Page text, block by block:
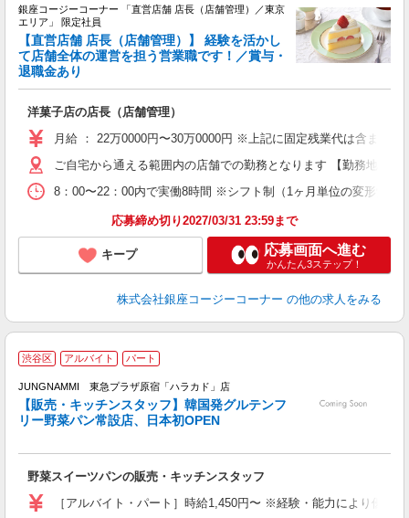
銀座コージーコーナー 「直営店舗 店長（店舗管理）／東京
エリア」 限定社員
【直営店舗 店長（店舗管理）】 経験を活かし
て店舗全体の運営を担う営業職です！／賞与・
退職金あり
洋菓子店の店長（店舗管理）
月給 ： 22万0000円〜30万0000円 ※上記に固定残業代は含まれ
ご自宅から通える範囲内の店舗での勤務となります 【勤務地の
8：00〜22：00内で実働8時間 ※シフト制（1ヶ月単位の変形労
応募締め切り2027/03/31 23:59まで
キープ 応募画面へ進む
かんたん3ステップ！
株式会社銀座コージーコーナー の他の求人をみる
渋谷区 アルバイト パート
JUNGNAMMI 東急プラザ原宿「ハラカド」店
【販売・キッチンスタッフ】韓国発グルテンフ
リー野菜パン常設店、日本初OPEN
野菜スイーツパンの販売・キッチンスタッフ
［アルバイト・パート］時給1,450円〜 ※経験・能力により優遇